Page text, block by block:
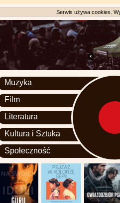
Serwis używa cookies.
Muzyka
Film
Literatura
Kultura i Sztuka
Społeczność